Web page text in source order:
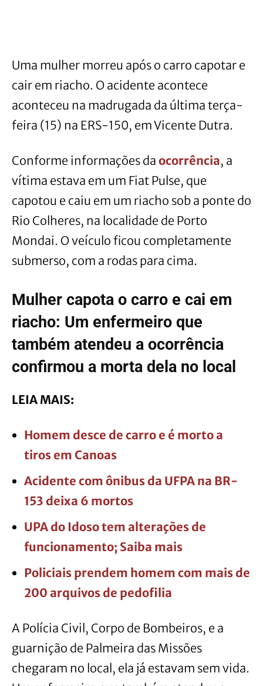
Uma mulher morreu após o carro capotar e
cair em riacho. O acidente acontece
aconteceu na madrugada da última terça-
feira (15) na ERS-150, em Vicente Dutra.
Conforme informações da ocorrência, a
vítima estava em um Fiat Pulse, que
capotou e caiu em um riacho sob a ponte do
Rio Colheres, na localidade de Porto
Mondai. O veículo ficou completamente
submerso, com a rodas para cima.
Mulher capota o carro e cai em
riacho: Um enfermeiro que
também atendeu a ocorrência
confirmou a morta dela no local
LEIA MAIS:
Homem desce de carro e é morto a
tiros em Canoas
Acidente com ônibus da UFPA na BR-
153 deixa 6 mortos
UPA do Idoso tem alterações de
funcionamento; Saiba mais
Policiais prendem homem com mais de
200 arquivos de pedofilia
A Polícia Civil, Corpo de Bombeiros, e a
guarnição de Palmeira das Missões
chegaram no local, ela já estavam sem vida.